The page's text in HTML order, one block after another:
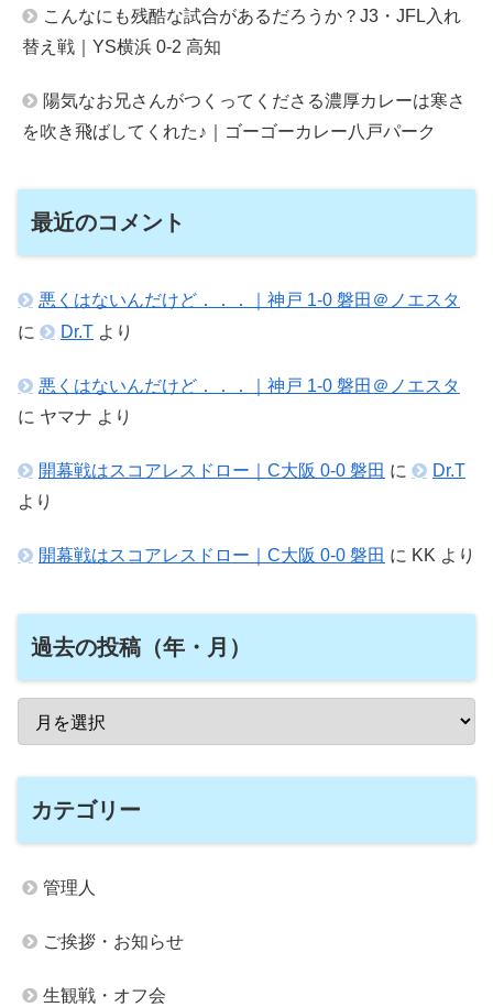
こんなにも残酷な試合があるだろうか？J3・JFL入れ
替え戦｜YS横浜 0-2 高知
陽気なお兄さんがつくってくださる濃厚カレーは寒さ
を吹き飛ばしてくれた♪｜ゴーゴーカレー八戸パーク
最近のコメント
悪くはないんだけど．．．｜神戸 1-0 磐田＠ノエスタ
に
Dr.T より
悪くはないんだけど．．．｜神戸 1-0 磐田＠ノエスタ
に ヤマナ より
開幕戦はスコアレスドロー｜C大阪 0-0 磐田 に
Dr.T
より
開幕戦はスコアレスドロー｜C大阪 0-0 磐田 に KK より
過去の投稿（年・月）
カテゴリー
管理人
ご挨拶・お知らせ
生観戦・オフ会